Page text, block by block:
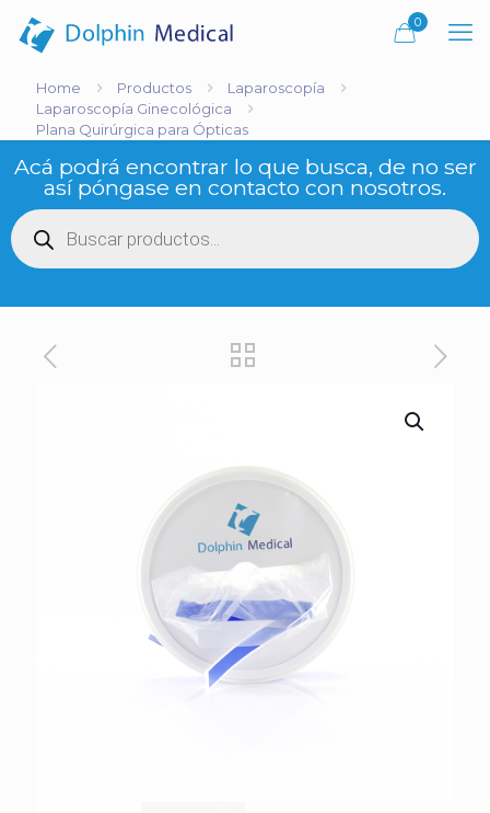
0
Home Productos
Laparoscopía
Laparoscopía Ginecológica
Plana Quirúrgica para Ópticas
Acá podrá encontrar lo que busca, de no ser
así póngase en contacto con nosotros.
Búsqueda
de
productos